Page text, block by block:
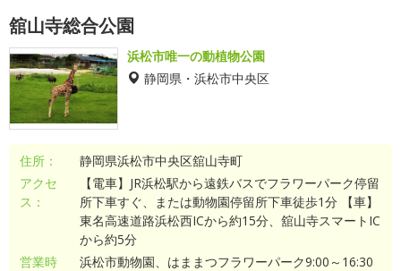
舘山寺総合公園
浜松市唯一の動植物公園
静岡県・浜松市中央区
住所：
静岡県浜松市中央区舘山寺町
アクセ
ス：
【電車】JR浜松駅から遠鉄バスでフラワーパーク停留
所下車すぐ、または動物園停留所下車徒歩1分 【車】
東名高速道路浜松西ICから約15分、舘山寺スマートIC
から約5分
営業時
浜松市動物園、はままつフラワーパーク9:00～16:30